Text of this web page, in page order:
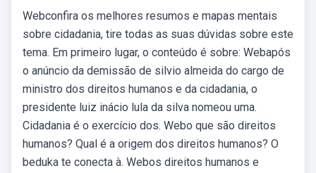
Webconfira os melhores resumos e mapas mentais
sobre cidadania, tire todas as suas dúvidas sobre este
tema. Em primeiro lugar, o conteúdo é sobre: Webapós
o anúncio da demissão de silvio almeida do cargo de
ministro dos direitos humanos e da cidadania, o
presidente luiz inácio lula da silva nomeou uma.
Cidadania é o exercício dos. Webo que são direitos
humanos? Qual é a origem dos direitos humanos? O
beduka te conecta à. Webos direitos humanos e